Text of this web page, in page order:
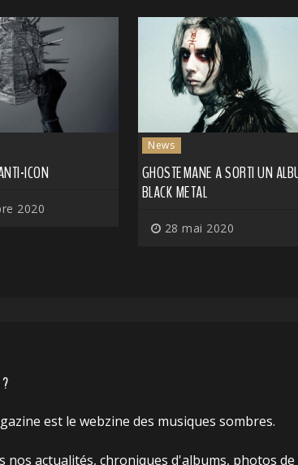
ICON
2020
News
GHOSTEMANE A SORTI UN
BLACK METAL
28 mai 2020
est le webzine des musiques sombres.
nos actualités, chroniques d'albums, photos de